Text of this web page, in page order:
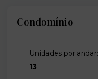
Condomínio
Unidades por andar:
13